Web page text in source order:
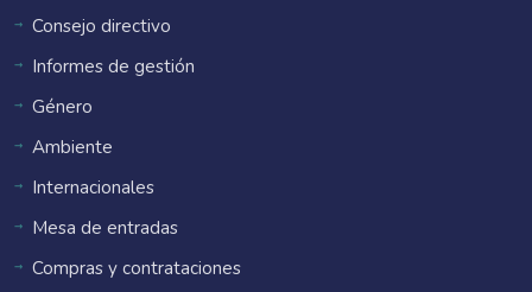
Consejo directivo
Informes de gestión
Género
Ambiente
Internacionales
Mesa de entradas
Compras y contrataciones